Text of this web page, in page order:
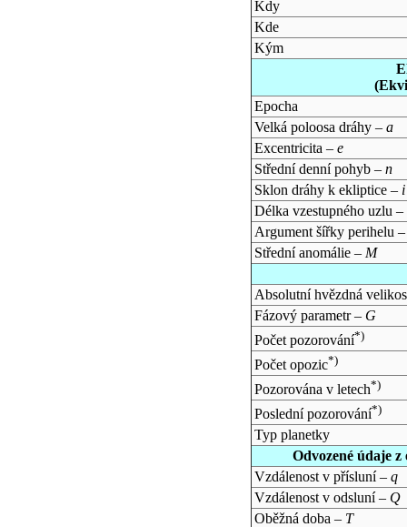
Kdy
Kde
Kým
Epocha
Velká poloosa dráhy – a
Excentricita – e
Střední denní pohyb – n
Sklon dráhy k ekliptice – i
Délka vzestupného uzlu –
Argument šířky perihelu
Střední anomálie – M
Absolutní hvězdná
Fázový parametr – G
Počet pozorování*)
Počet opozic*)
Pozorována v letech*)
Poslední pozorování*)
Typ planetky
Odvozené údaje
Vzdálenost v přísluní – q
Vzdálenost v odsluní – Q
Oběžná doba – T